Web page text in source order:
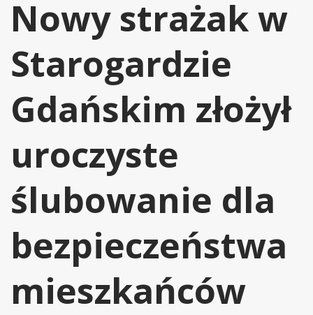
Nowy strażak w
Starogardzie
Gdańskim złożył
uroczyste
ślubowanie dla
bezpieczeństwa
mieszkańców